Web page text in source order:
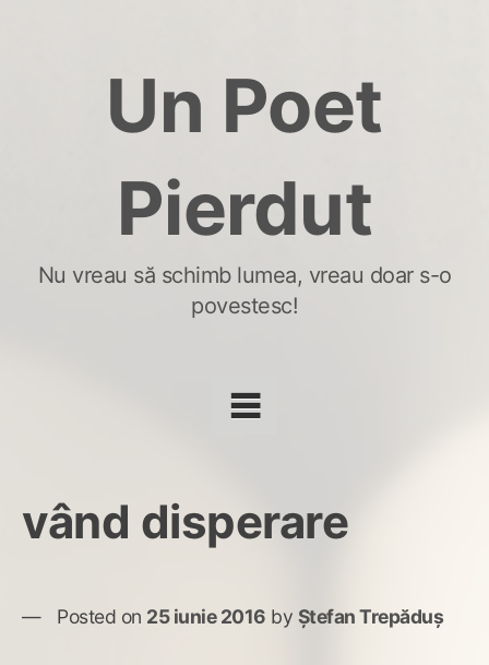
Un Poet
Pierdut
Nu vreau să schimb lumea, vreau doar s-o
povestesc!
vând disperare
Posted on 25 iunie 2016 by Ștefan Trepăduș